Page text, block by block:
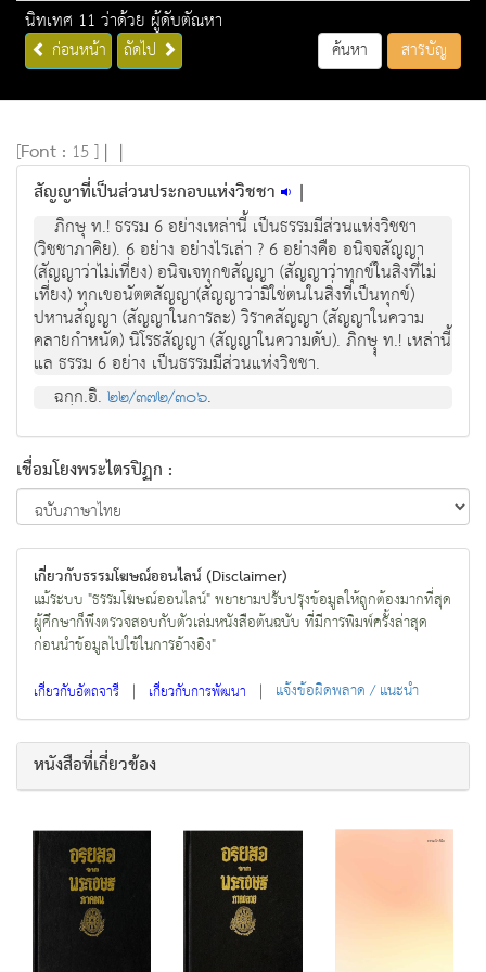
นิทเทศ 11 ว่าด้วย ผู้ดับตัณหา
ก่อนหน้า ถัดไป ค้นหา สารบัญ
[Font : 15 ] | |
สัญญาที่เป็นส่วนประกอบแห่งวิชชา |
ภิกษุ ท.! ธรรม 6 อย่างเหล่านี้ เป็นธรรมมีส่วนแห่งวิชชา
(วิชชาภาคิย). 6 อย่าง อย่างไรเล่า ? 6 อย่างคือ อนิจจสัญญา
(สัญญาว่าไม่เที่ยง) อนิจเจทุกขสัญญา (สัญญาว่าทุกข์ในสิ่งที่ไม่
เที่ยง) ทุกเขอนัตตสัญญา(สัญญาว่ามิใช่ตนในสิ่งที่เป็นทุกข์)
ปหานสัญญา (สัญญาในการละ) วิราคสัญญา (สัญญาในความ
คลายกำหนัด) นิโรธสัญญา (สัญญาในความดับ). ภิกษุุ ท.! เหล่านี้
แล ธรรม 6 อย่าง เป็นธรรมมีส่วนแห่งวิชชา.
ฉกฺก.อิ.๒๒/๓๗๒/๓๐๖.
เชื่อมโยงพระไตรปิฏก :
เกี่ยวกับธรรมโฆษณ์ออนไลน์ (Disclaimer)
แม้ระบบ "ธรรมโฆษณ์ออนไลน์" พยายามปรับปรุงข้อมูลให้ถูกต้องมากที่สุด
ผู้ศึกษาก็พึงตรวจสอบกับตัวเล่มหนังสือต้นฉบับ ที่มีการพิมพ์ครั้งล่าสุด
ก่อนนำข้อมูลไปใช้ในการอ้างอิง"
เกี่ยวกับอัตถจารี | เกี่ยวกับการพัฒนา | แจ้งข้อผิดพลาด / แนะนำ
หนังสือที่เกี่ยวข้อง